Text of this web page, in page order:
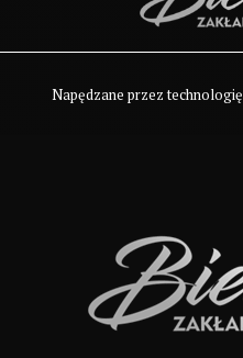
Napędzane przez technologię